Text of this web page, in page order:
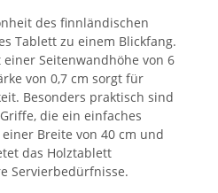
des finnländischen
Tablett zu einem Blickfang.
Seitenwandhöhe von 6
von 0,7 cm sorgt für
Besonders praktisch sind
die ein einfaches
Breite von 40 cm und
das Holztablett
Servierbedürfnisse.